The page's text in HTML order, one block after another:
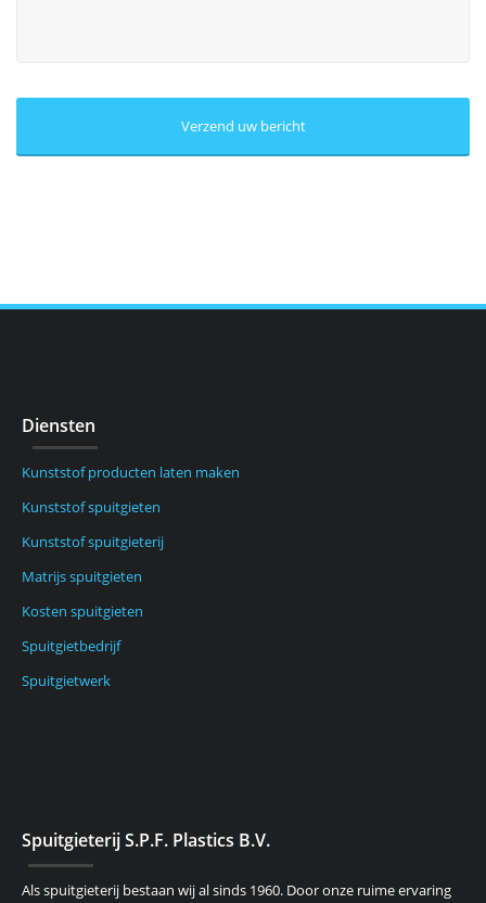
Diensten
Kunststof producten laten maken
Kunststof spuitgieten
Kunststof spuitgieterij
Matrijs spuitgieten
Kosten spuitgieten
Spuitgietbedrijf
Spuitgietwerk
Spuitgieterij S.P.F. Plastics B.V.
Als spuitgieterij bestaan wij al sinds 1960. Door onze ruime ervaring